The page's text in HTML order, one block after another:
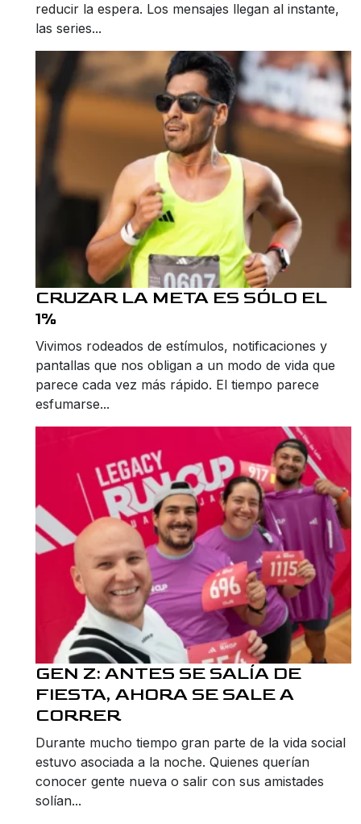
reducir la espera. Los mensajes llegan al instante,
las series...
CRUZAR LA META ES SÓLO EL
1%
Vivimos rodeados de estímulos, notificaciones y
pantallas que nos obligan a un modo de vida que
parece cada vez más rápido. El tiempo parece
esfumarse...
GEN Z: ANTES SE SALÍA DE
FIESTA, AHORA SE SALE A
CORRER
Durante mucho tiempo gran parte de la vida social
estuvo asociada a la noche. Quienes querían
conocer gente nueva o salir con sus amistades
solían...